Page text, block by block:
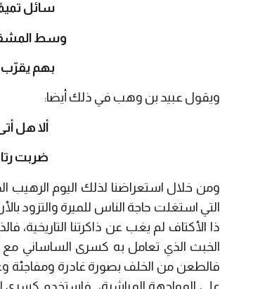
سائل تميمًا
وسط المشقر
بهم يقرّب
ويقول عبيد بن وهب في ذلك أيضا:
ألا هل
ضربت رتاج
ومن خلال استعراضنا لذلك اليوم الرهيب
التي استغلت حاجة الناس للميرة والتزود
ذا الأكتاف لم يغب عن ذاكرتنا
الخبث الذي تعامل به كسرى الساساني
فالطعن من الخلف بصورة غادرة ومفاجئة
على المواجهة المباشرة، فاستخدم كسرى